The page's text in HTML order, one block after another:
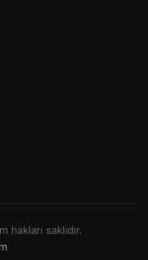
hakları saklıdır.